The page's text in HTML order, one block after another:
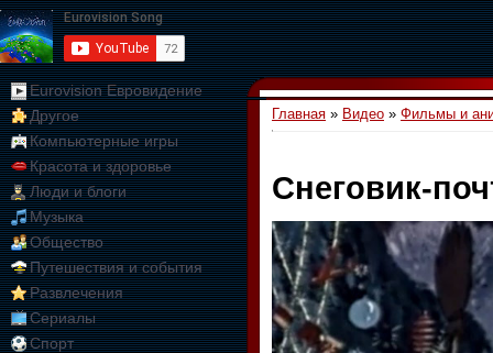
Eurovision Евровидение
Другое
Компьютерные игры
Красота и здоровье
Люди и блоги
Музыка
Общество
Путешествия и события
Развлечения
Сериалы
Спорт
Главная » Видео » Фильмы и
Снеговик-